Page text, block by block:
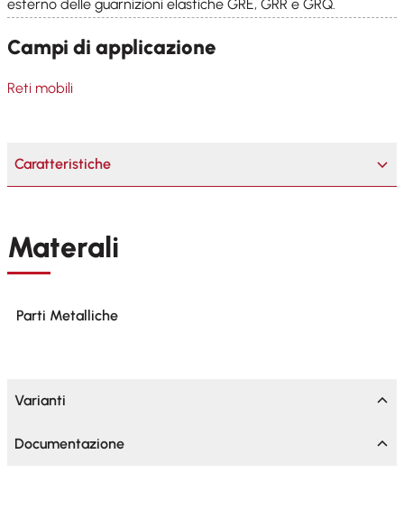
esterno delle guarnizioni elastiche GRE, GRR e GRQ.
Campi di applicazione
Reti mobili
Caratteristiche
Materali
Parti Metalliche
Varianti
Documentazione